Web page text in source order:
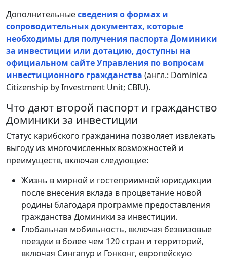
Дополнительныесведения о формах и
сопроводительных документах, которые
необходимы для получения паспорта Доминики
за инвестиции или дотацию, доступны на
официальном сайте Управления по вопросам
инвестиционного гражданства (англ.: Dominica
Citizenship by Investment Unit; CBIU).
Что дают второй паспорт и гражданство
Доминики за инвестиции
Статус карибского гражданина позволяет извлекать
выгоду из многочисленных возможностей и
преимуществ, включая следующие:
Жизнь в мирной и гостеприимной юрисдикции
после внесения вклада в процветание новой
родины благодаря программе предоставления
гражданства Доминики за инвестиции.
Глобальная мобильность, включая безвизовые
поездки в более чем 120 стран и территорий,
включая Сингапур и Гонконг, европейскую